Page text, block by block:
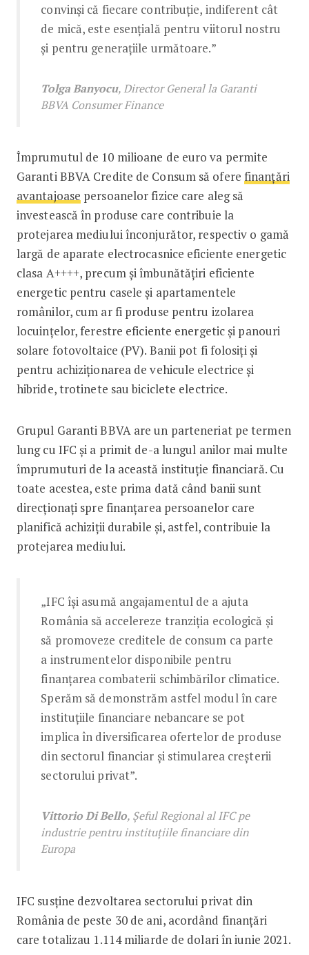
convinși că fiecare contribuție, indiferent cât
de mică, este esențială pentru viitorul nostru
și pentru generațiile următoare.”
Tolga Banyocu, Director General la Garanti
BBVA Consumer Finance
Împrumutul de 10 milioane de euro va permite
Garanti BBVA Credite de Consum să ofere finanțări
avantajoase persoanelor fizice care aleg să
investească în produse care contribuie la
protejarea mediului înconjurător, respectiv o gamă
largă de aparate electrocasnice eficiente energetic
clasa A++++, precum și îmbunătățiri eficiente
energetic pentru casele și apartamentele
românilor, cum ar fi produse pentru izolarea
locuințelor, ferestre eficiente energetic și panouri
solare fotovoltaice (PV). Banii pot fi folosiți și
pentru achiziționarea de vehicule electrice și
hibride, trotinete sau biciclete electrice.
Grupul Garanti BBVA are un parteneriat pe termen
lung cu IFC și a primit de-a lungul anilor mai multe
împrumuturi de la această instituție financiară. Cu
toate acestea, este prima dată când banii sunt
direcționați spre finanțarea persoanelor care
planifică achiziții durabile și, astfel, contribuie la
protejarea mediului.
„IFC îşi asumă angajamentul de a ajuta
România să accelereze tranziția ecologică și
să promoveze creditele de consum ca parte
a instrumentelor disponibile pentru
finanțarea combaterii schimbărilor climatice.
Sperăm să demonstrăm astfel modul în care
instituțiile financiare nebancare se pot
implica în diversificarea ofertelor de produse
din sectorul financiar și stimularea creșterii
sectorului privat”.
Vittorio Di Bello, Șeful Regional al IFC pe
industrie pentru instituțiile financiare din
Europa
IFC susține dezvoltarea sectorului privat din
România de peste 30 de ani, acordând finanțări
care totalizau 1.114 miliarde de dolari în iunie 2021.